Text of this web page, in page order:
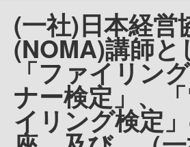
(一社)日本経営
(NOMA)講師と
「ファイリン
ナー検定」、
イリング検定